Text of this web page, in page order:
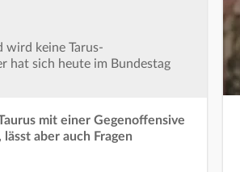
wird keine Tarus-
hat sich heute im Bundestag
mit einer Gegenoffensive
aber auch Fragen